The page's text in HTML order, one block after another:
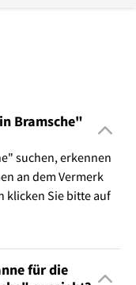
Bramsche"
suchen, erkennen
an dem Vermerk
klicken Sie bitte auf
für die